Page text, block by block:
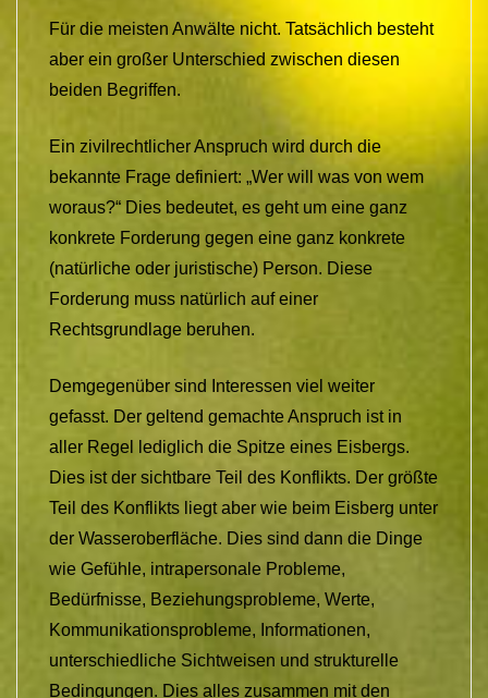
Für die meisten Anwälte nicht. Tatsächlich besteht
aber ein großer Unterschied zwischen diesen
beiden Begriffen.
Ein zivilrechtlicher Anspruch wird durch die
bekannte Frage definiert: „Wer will was von wem
woraus?“ Dies bedeutet, es geht um eine ganz
konkrete Forderung gegen eine ganz konkrete
(natürliche oder juristische) Person. Diese
Forderung muss natürlich auf einer
Rechtsgrundlage beruhen.
Demgegenüber sind Interessen viel weiter
gefasst. Der geltend gemachte Anspruch ist in
aller Regel lediglich die Spitze eines Eisbergs.
Dies ist der sichtbare Teil des Konflikts. Der größte
Teil des Konflikts liegt aber wie beim Eisberg unter
der Wasseroberfläche. Dies sind dann die Dinge
wie Gefühle, intrapersonale Probleme,
Bedürfnisse, Beziehungsprobleme, Werte,
Kommunikationsprobleme, Informationen,
unterschiedliche Sichtweisen und strukturelle
Bedingungen. Dies alles zusammen mit den